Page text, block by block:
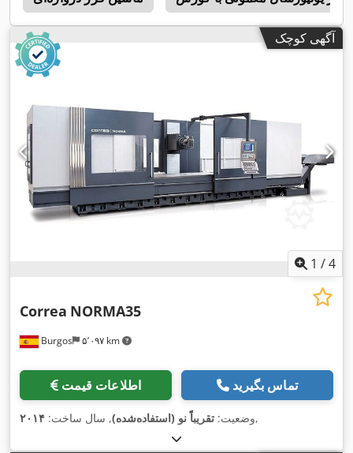
آگهی کوچک
1 /4
Burgos ۵٬۰۹۷ km
Correa NORMA35
اطلاعات قیمت تماس بگیرید
وضعیت: تقریباً نو (استفاده‌شده), سال ساخت: ۲۰۱۴ ,